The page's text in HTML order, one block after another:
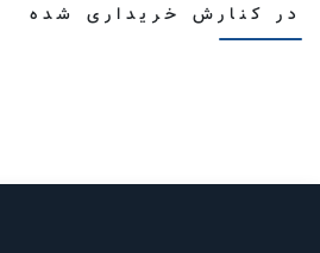
در کنارش خریداری شده